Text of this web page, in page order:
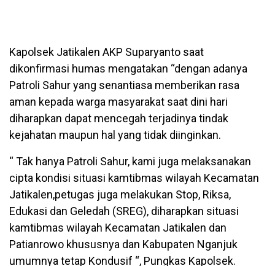
Kapolsek Jatikalen AKP Suparyanto saat
dikonfirmasi humas mengatakan “dengan adanya
Patroli Sahur yang senantiasa memberikan rasa
aman kepada warga masyarakat saat dini hari
diharapkan dapat mencegah terjadinya tindak
kejahatan maupun hal yang tidak diinginkan.
“ Tak hanya Patroli Sahur, kami juga melaksanakan
cipta kondisi situasi kamtibmas wilayah Kecamatan
Jatikalen,petugas juga melakukan Stop, Riksa,
Edukasi dan Geledah (SREG), diharapkan situasi
kamtibmas wilayah Kecamatan Jatikalen dan
Patianrowo khususnya dan Kabupaten Nganjuk
umumnya tetap Kondusif “, Pungkas Kapolsek.